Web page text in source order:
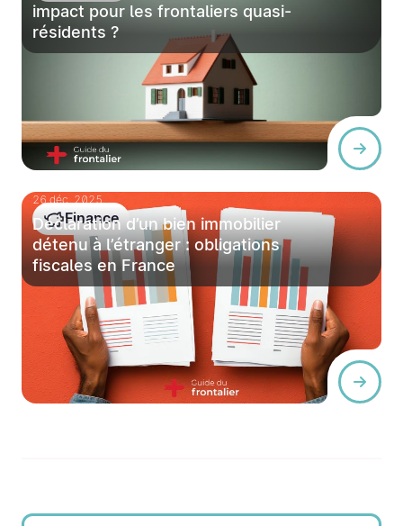
impact pour les frontaliers quasi-
résidents ?
Finance
26 déc. 2025
Déclaration d’un bien immobilier
détenu à l’étranger : obligations
fiscales en France